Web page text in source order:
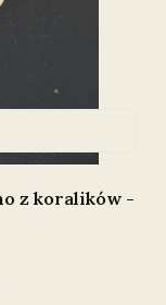
z koralików -